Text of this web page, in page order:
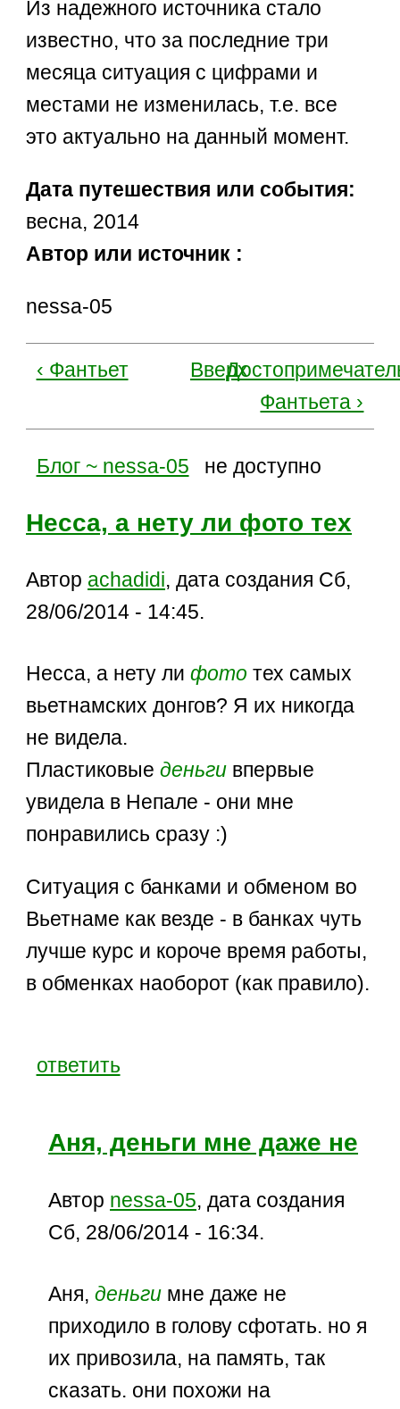
Из надежного источника стало
известно, что за последние три
месяца ситуация с цифрами и
местами не изменилась, т.е. все
это актуально на данный момент.
Дата путешествия или события:
весна, 2014
Автор или источник :
nessa-05
‹ Фантьет Вверх
Фантьета ›
Блог ~ nessa-05 не доступно
Несса, а нету ли фото тех
Автор achadidi, дата создания Сб,
28/06/2014 - 14:45.
Несса, а нету лифото тех самых
вьетнамских донгов? Я их никогда
не видела.
Пластиковыеденьги впервые
увидела в Непале - они мне
понравились сразу :)
Ситуация с банками и обменом во
Вьетнаме как везде - в банках чуть
лучше курс и короче время работы,
в обменках наоборот (как правило).
ответить
Аня, деньги мне даже не
Автор nessa-05, дата создания
Сб, 28/06/2014 - 16:34.
Аня,деньги мне даже не
приходило в голову сфотать. но я
их привозила, на память, так
сказать. они похожи на